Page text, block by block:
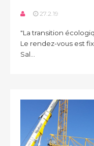
27.2.19
"La transition
Le rendez-vous est
Sal...